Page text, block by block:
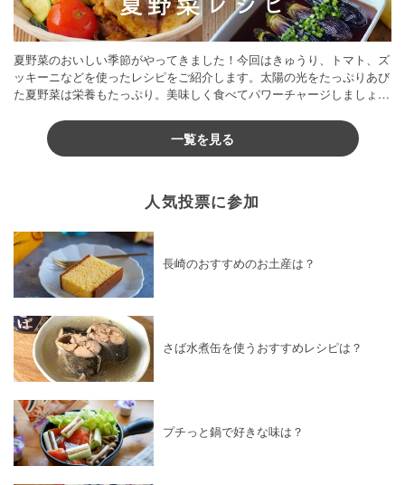
夏野菜のおいしい季節がやってきました！今回はきゅうり、トマト、ズ
ッキーニなどを使ったレシピをご紹介します。太陽の光をたっぷりあび
た夏野菜は栄養もたっぷり。美味しく食べてパワーチャージしましょう
一覧を見る
人気投票に参加
長崎のおすすめのお土産は？
さば水煮缶を使うおすすめレシピは？
プチっと鍋で好きな味は？